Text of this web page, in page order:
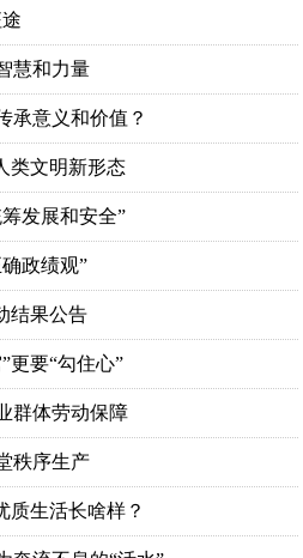
慧和力量
承意义和价值？
类文明新形态
发展和安全”
政绩观”
结果公告
更要“勾住心”
群体劳动保障
秩序生产
质生活长啥样？